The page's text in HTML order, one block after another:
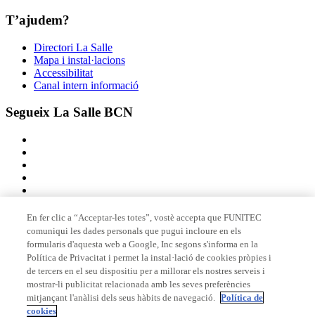
T’ajudem?
Directori La Salle
Mapa i instal·lacions
Accessibilitat
Canal intern informació
Segueix La Salle BCN
Membre de
Acreditacions
En fer clic a “Acceptar-les totes”, vostè accepta que FUNITEC
comuniqui les dades personals que pugui incloure en els
formularis d'aquesta web a Google, Inc segons s'informa en la
Política de Privacitat i permet la instal·lació de cookies pròpies i
de tercers en el seu dispositiu per a millorar els nostres serveis i
mostrar-li publicitat relacionada amb les seves preferències
mitjançant l'anàlisi dels seus hàbits de navegació. Política de
cookies